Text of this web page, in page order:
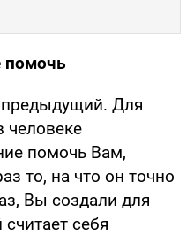
помочь
Для
человеке
помочь Вам,
то, на что он точно
Вы создали для
себя